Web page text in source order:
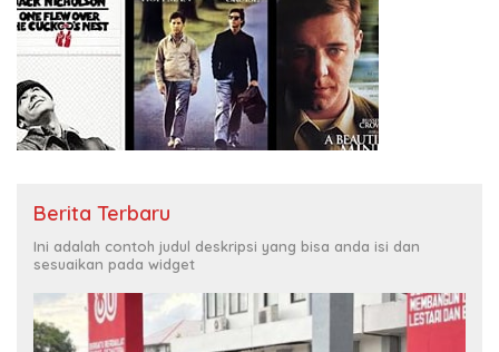
Berita Terbaru
Ini adalah contoh judul deskripsi yang bisa anda isi dan
sesuaikan pada widget